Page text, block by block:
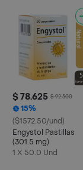
$ 78.625 $ 92.500
15%
($1572.50/und)
Engystol Pastillas
(301.5 mg)
1 X 50.0 Und